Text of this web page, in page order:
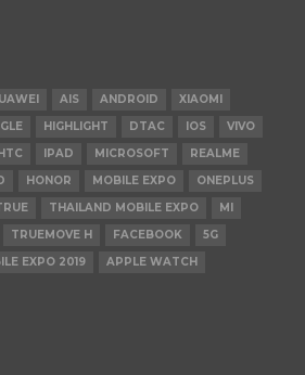
AIS ANDROID
XIAOMI
HIGHLIGHT DTAC IOS
VIVO
HTC IPAD MICROSOFT
REALME
HONOR MOBILE EXPO
ONEPLUS
THAILAND MOBILE EXPO
MI
TRUEMOVE H FACEBOOK
5G
EXPO 2019
APPLE WATCH